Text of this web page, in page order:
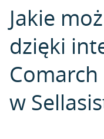
Jakie
dzięki
Comarch
w